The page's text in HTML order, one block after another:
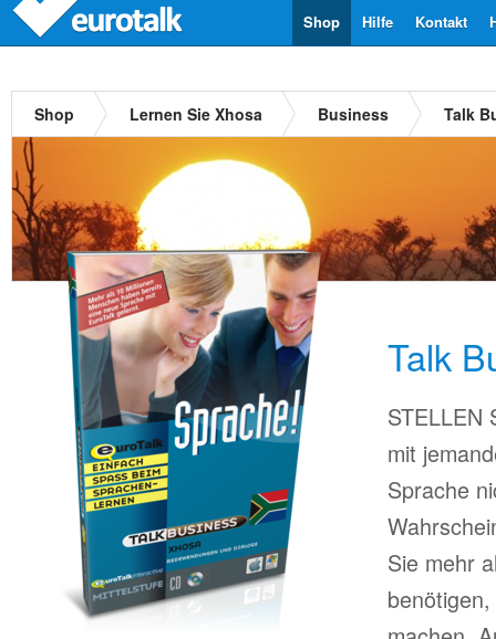
Kontakt
Hilfe
Shop
Shop Lernen Sie Xhosa Business Talk
Talk
STELLEN
mit
Sprache
Sie mehr